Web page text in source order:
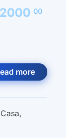
00
more
Casa,